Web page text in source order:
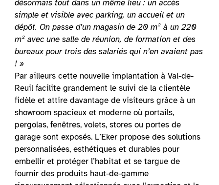
désormais tout dans un même lieu : un accès
simple et visible avec parking, un accueil et un
dépôt. On passe d’un magasin de 20 m² à un 220
m² avec une salle de réunion, de formation et des
bureaux pour trois des salariés qui n’en avaient pas
! »
Par ailleurs cette nouvelle implantation à Val-de-
Reuil facilite grandement le suivi de la clientèle
fidèle et attire davantage de visiteurs grâce à un
showroom spacieux et moderne où portails,
pergolas, fenêtres, volets, stores ou portes de
garage sont exposés. L’Eker propose des solutions
personnalisées, esthétiques et durables pour
embellir et protéger l’habitat et se targue de
fournir des produits haut-de-gamme